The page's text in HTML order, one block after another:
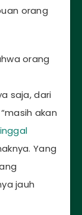
orang
orang
saja, dari
akan
Yang
jauh